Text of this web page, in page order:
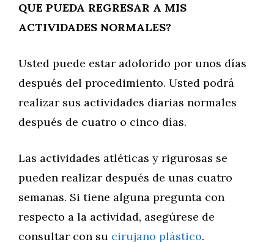
QUE PUEDA REGRESAR A MIS
ACTIVIDADES NORMALES?
Usted puede estar adolorido por unos días
después del procedimiento. Usted podrá
realizar sus actividades diarias normales
después de cuatro o cinco días.
Las actividades atléticas y rigurosas se
pueden realizar después de unas cuatro
semanas. Si tiene alguna pregunta con
respecto a la actividad, asegúrese de
consultar con su cirujano plástico.